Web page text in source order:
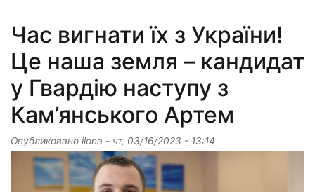
Час вигнати їх з України!
Це наша земля – кандидат
у Гвардію наступу з
Кам’янського Артем
Опубликовано ilona - чт, 03/16/2023 - 13:14